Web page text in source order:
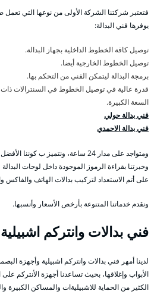
فتعتبر شركتنا الشركة الأولى من نوعها التي
يوفرها فني البدالة:
توصيل كافة الخطوط الداخلية بجهاز البدالة.
توصيل الخطوط الخارجية أيضا.
برمجة البدالة ليتمكن الفني من التحكم بها.
قدرة عالية في توصيل الخطوط في السنترالات ذات
السعة الكبيرة.
فني بدالة حولي
فني بدالة الاحمدي
ومتواجد على مدار 24 ساعة، ونتميز ب
وخبرتنا بقراءة الرموز الموجودة داخل لوحات
على أتم الاستعداد لتركيب بدالات الهاتف والفاكس
ونقدم خدماتنا المتنوعة بأرخص الأسعار وأنسبها.
فني بدالات وانتركم اشبيلية
لدينا أمهر فني بدالات وانتركم اشبيلية وأجهزة
الأبواب وإغلاقها، بحيث تساعدنا أجهزة الأنتركم
الكثير من الحماية للاشبيليةات والمساكن الكبيرة